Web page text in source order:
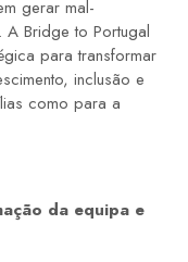
gerar mal-
A Bridge to Portugal
para transformar
inclusão e
como para a
da equipa e